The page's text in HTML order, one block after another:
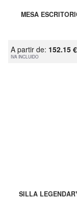
MESA
A partir de: 152.15 €
IVA INCLUIDO
SILLA